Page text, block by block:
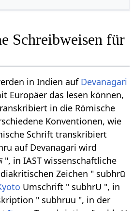
Schreibweisen für
in Indien auf Devanagari
Europäer das lesen können,
in die Römische
Konventionen, wie
Schrift transkribiert
auf Devanagari wird
", in IAST wissenschaftliche
Zeichen " subhrū
Umschrift " subhrU ", in
" subhruu ", in der